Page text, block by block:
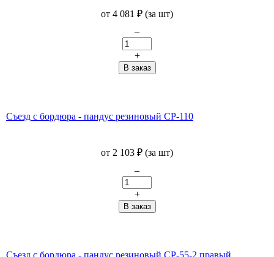
от 4 081 ₽ (за шт)
–
+
Съезд с бордюра - пандус резиновый СР-110
от 2 103 ₽ (за шт)
–
+
Съезд с бордюра - пандус резиновый СР-55-2 правый